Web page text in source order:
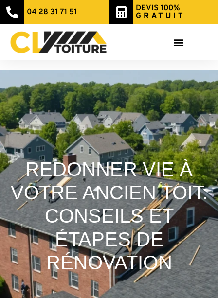
REDONNER VIE À
VOTRE ANCIEN TOIT:
CONSEILS ET
ÉTAPES DE
RÉNOVATION
04 28 31 71 51
DEVIS 100%
GRATUIT